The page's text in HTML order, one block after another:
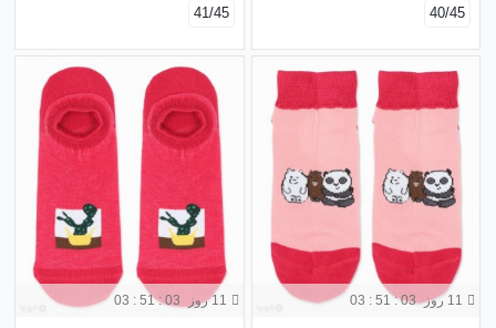
40/45
41/45
11 روز 03 : 51 : 01 11 روز 03 : 51 : 01